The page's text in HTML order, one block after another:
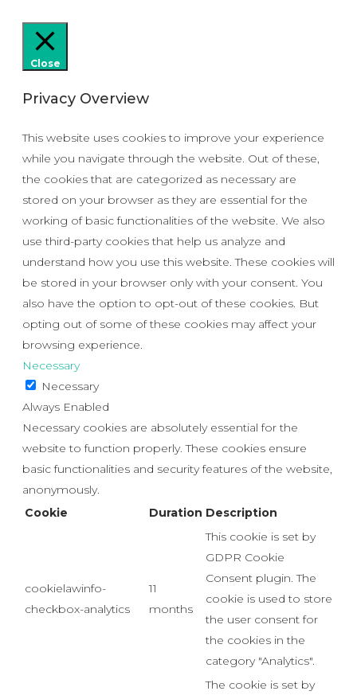
Close
Privacy Overview
This website uses cookies to improve your experience
while you navigate through the website. Out of these,
the cookies that are categorized as necessary are
stored on your browser as they are essential for the
working of basic functionalities of the website. We also
use third-party cookies that help us analyze and
understand how you use this website. These cookies will
be stored in your browser only with your consent. You
also have the option to opt-out of these cookies. But
opting out of some of these cookies may affect your
browsing experience.
Necessary
Necessary
Always Enabled
Necessary cookies are absolutely essential for the
website to function properly. These cookies ensure
basic functionalities and security features of the website,
anonymously.
Cookie
Duration Description
cookielawinfo-
checkbox-analytics
11
months
This cookie is set by
GDPR Cookie
Consent plugin. The
cookie is used to store
the user consent for
the cookies in the
category "Analytics".
The cookie is set by